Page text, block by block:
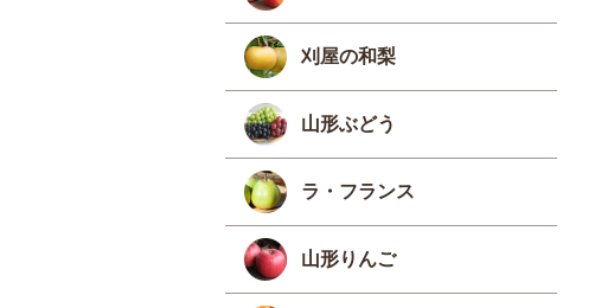
刈屋の和梨
山形ぶどう
ラ・フランス
山形りんご